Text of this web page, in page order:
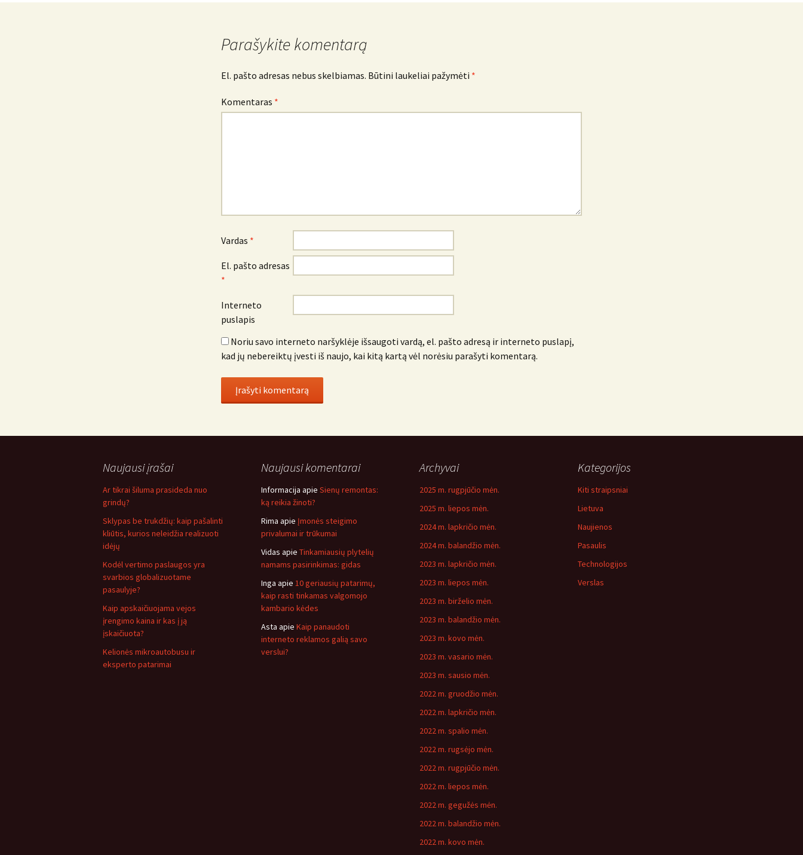
Parašykite komentarą
El. pašto adresas nebus skelbiamas. Būtini laukeliai pažymėti *
Komentaras *
Vardas *
El. pašto adresas
*
Interneto
puslapis
Noriu savo interneto naršyklėje išsaugoti vardą, el. pašto adresą ir interneto puslapį,
kad jų nebereiktų įvesti iš naujo, kai kitą kartą vėl norėsiu parašyti komentarą.
Naujausi įrašai
Ar tikrai šiluma prasideda nuo
grindų?
Sklypas be trukdžių: kaip pašalinti
kliūtis, kurios neleidžia realizuoti
idėjų
Kodėl vertimo paslaugos yra
svarbios globalizuotame
pasaulyje?
Kaip apskaičiuojama vejos
įrengimo kaina ir kas į ją
įskaičiuota?
Kelionės mikroautobusu ir
eksperto patarimai
Naujausi komentarai
Informacija apie Sienų remontas:
ką reikia žinoti?
Rima apie Įmonės steigimo
privalumai ir trūkumai
Vidas apie Tinkamiausių plytelių
namams pasirinkimas: gidas
Inga apie 10 geriausių patarimų,
kaip rasti tinkamas valgomojo
kambario kėdes
Asta apie Kaip panaudoti
interneto reklamos galią savo
verslui?
Archyvai
2025 m. rugpjūčio mėn.
2025 m. liepos mėn.
2024 m. lapkričio mėn.
2024 m. balandžio mėn.
2023 m. lapkričio mėn.
2023 m. liepos mėn.
2023 m. birželio mėn.
2023 m. balandžio mėn.
2023 m. kovo mėn.
2023 m. vasario mėn.
2023 m. sausio mėn.
2022 m. gruodžio mėn.
2022 m. lapkričio mėn.
2022 m. spalio mėn.
2022 m. rugsėjo mėn.
2022 m. rugpjūčio mėn.
2022 m. liepos mėn.
2022 m. gegužės mėn.
2022 m. balandžio mėn.
2022 m. kovo mėn.
Kategorijos
Kiti straipsniai
Lietuva
Naujienos
Pasaulis
Technologijos
Verslas